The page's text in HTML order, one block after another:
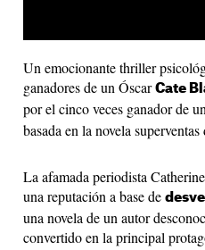
Un emocionante thriller
ganadores de un Óscar Cate
por el cinco veces ganador de un
basada en la novela
La afamada periodista
una reputación a base de
una novela de un autor
convertido en la principal